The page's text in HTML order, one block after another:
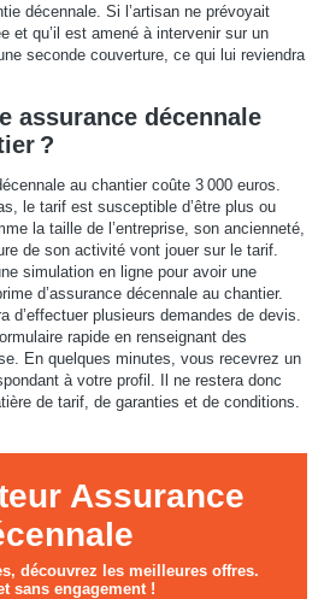
décennale. Si l’artisan ne prévoyait
et qu’il est amené à intervenir sur un
seconde couverture, ce qui lui reviendra
assurance décennale
?
au chantier coûte 3 000 euros.
le tarif est susceptible d’être plus ou
la taille de l’entreprise, son ancienneté,
de son activité vont jouer sur le tarif.
simulation en ligne pour avoir une
d’assurance décennale au chantier.
d’effectuer plusieurs demandes de devis.
rapide en renseignant des
En quelques minutes, vous recevrez un
à votre profil. Il ne restera donc
de tarif, de garanties et de conditions.
Assurance
découvrez les meilleures offres.
sans engagement !